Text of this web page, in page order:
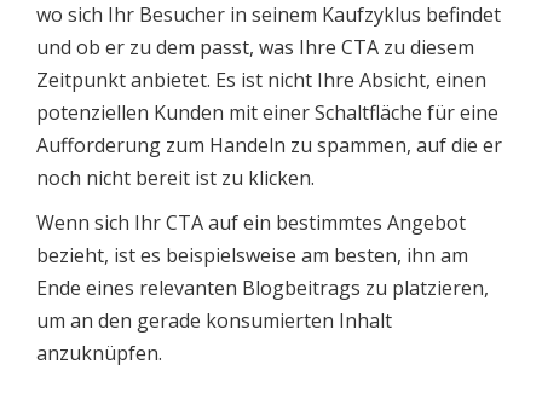
wo sich Ihr Besucher in seinem Kaufzyklus befindet
und ob er zu dem passt, was Ihre CTA zu diesem
Zeitpunkt anbietet. Es ist nicht Ihre Absicht, einen
potenziellen Kunden mit einer Schaltfläche für eine
Aufforderung zum Handeln zu spammen, auf die er
noch nicht bereit ist zu klicken.
Wenn sich Ihr CTA auf ein bestimmtes Angebot
bezieht, ist es beispielsweise am besten, ihn am
Ende eines relevanten Blogbeitrags zu platzieren,
um an den gerade konsumierten Inhalt
anzuknüpfen.